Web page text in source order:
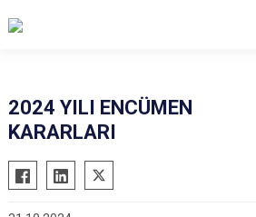
2024 YILI ENCÜMEN
KARARLARI